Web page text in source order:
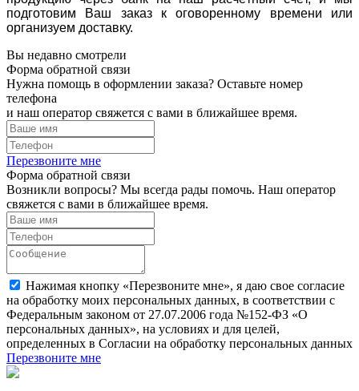
подготовим Ваш заказ к оговоренному времени или
организуем доставку.
Вы недавно смотрели
Форма обратной связи
Нужна помощь в оформлении заказа? Оставьте номер
телефона
и наш оператор свяжется с вами в ближайшее время.
Перезвоните мне
Форма обратной связи
Возникли вопросы? Мы всегда рады помочь. Наш оператор
свяжется с вами в ближайшее время.
Нажимая кнопку «Перезвоните мне», я даю свое согласие
на обработку моих персональных данных, в соответствии с
Федеральным законом от 27.07.2006 года №152-ФЗ «О
персональных данных», на условиях и для целей,
определенных в Согласии на обработку персональных данных
Перезвоните мне